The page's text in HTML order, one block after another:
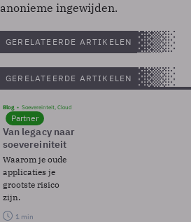
anonieme ingewijden.
GERELATEERDE ARTIKELEN
GERELATEERDE ARTIKELEN
Blog Soevereinteit, Cloud
Partner
Van legacy naar
soevereiniteit
Waarom je oude
applicaties je
grootste risico
zijn.
1 min